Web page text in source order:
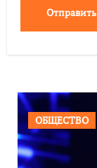
ВАЖНОЕ